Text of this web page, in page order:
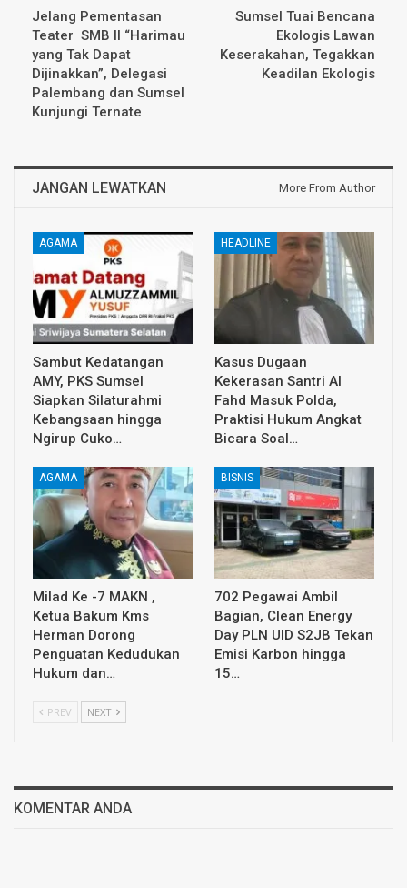
Jelang Pementasan
Teater SMB II “Harimau
yang Tak Dapat
Dijinakkan”, Delegasi
Palembang dan Sumsel
Kunjungi Ternate
Sumsel Tuai Bencana
Ekologis Lawan
Keserakahan, Tegakkan
Keadilan Ekologis
JANGAN LEWATKAN More From Author
AGAMA
Sambut Kedatangan
AMY, PKS Sumsel
Siapkan Silaturahmi
Kebangsaan hingga
Ngirup Cuko…
HEADLINE
Kasus Dugaan
Kekerasan Santri Al
Fahd Masuk Polda,
Praktisi Hukum Angkat
Bicara Soal…
AGAMA
Milad Ke -7 MAKN ,
Ketua Bakum Kms
Herman Dorong
Penguatan Kedudukan
Hukum dan…
BISNIS
702 Pegawai Ambil
Bagian, Clean Energy
Day PLN UID S2JB Tekan
Emisi Karbon hingga
15…
PREV NEXT
KOMENTAR ANDA